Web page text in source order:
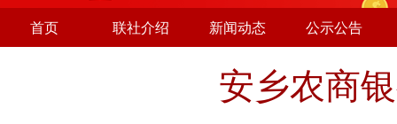
首页 联社介绍 新闻动态 公示公告
安乡农商